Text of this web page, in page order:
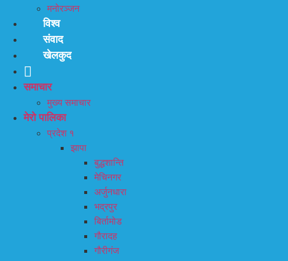
मनोरञ्जन
विश्व
संवाद
खेलकुद
समाचार
मुख्य समाचार
मेरो पालिका
प्रदेश १
झापा
बुद्धशान्ति
मेचिनगर
अर्जुनधारा
भद्रपुर
बिर्तामोड
गौरादह
गौरीगंज